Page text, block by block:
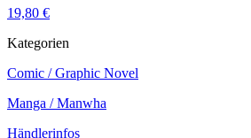
19,80 €
Kategorien
Comic / Graphic Novel
Manga / Manwha
Händlerinfos